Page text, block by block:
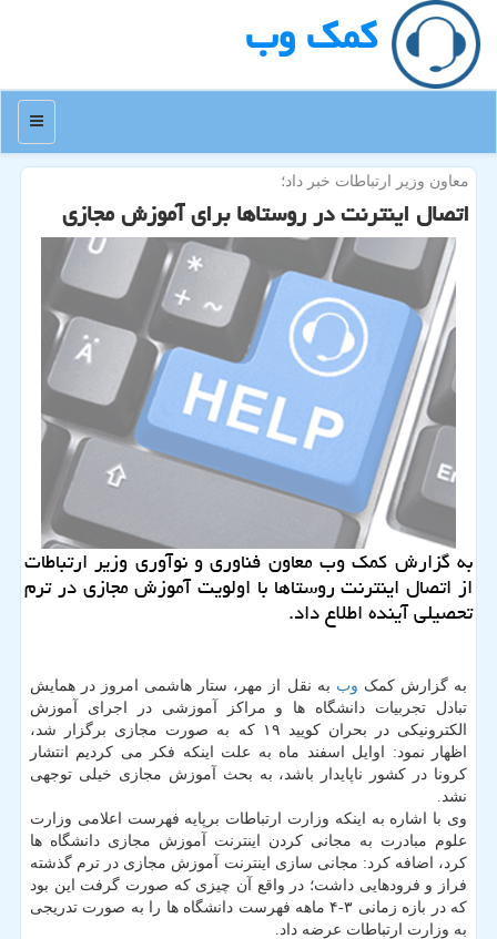
كمك وب
منو
معاون وزیر ارتباطات خبر داد؛
اتصال اینترنت در روستاها برای آموزش مجازی
به گزارش كمك وب معاون فناوری و نوآوری وزیر ارتباطات
از اتصال اینترنت روستاها با اولویت آموزش مجازی در ترم
تحصیلی آینده اطلاع داد.
به گزارش کمک وب به نقل از مهر، ستار هاشمی امروز در همایش
تبادل تجربیات دانشگاه ها و مراکز آموزشی در اجرای آموزش
الکترونیکی در بحران کویید ۱۹ که به صورت مجازی برگزار شد،
اظهار نمود: اوایل اسفند ماه به علت اینکه فکر می کردیم انتشار
کرونا در کشور ناپایدار باشد، به بحث آموزش مجازی خیلی توجهی
نشد.
وی با اشاره به اینکه وزارت ارتباطات برپایه فهرست اعلامی وزارت
علوم مبادرت به مجانی کردن اینترنت آموزش مجازی دانشگاه ها
کرد، اضافه کرد: مجانی سازی اینترنت آموزش مجازی در ترم گذشته
فراز و فرودهایی داشت؛ در واقع آن چیزی که صورت گرفت این بود
که در بازه زمانی ۳-۴ ماهه فهرست دانشگاه ها را به صورت تدریجی
به وزارت ارتباطات عرضه داد.